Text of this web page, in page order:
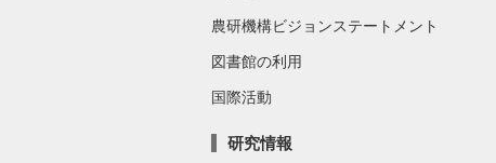
農研機構ビジョンステートメント
図書館の利用
国際活動
研究情報